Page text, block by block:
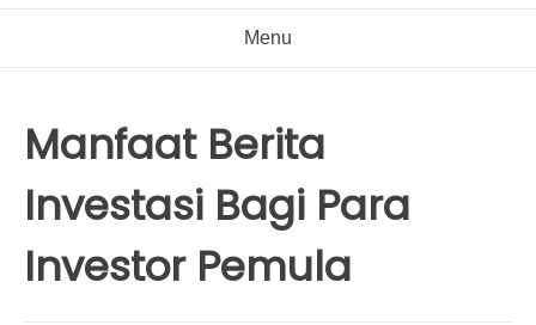
Menu
Manfaat Berita
Investasi Bagi Para
Investor Pemula